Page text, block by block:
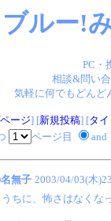
ルー!
PC・
相談&問い
気軽に何でもどん
ージ] [新規投稿] [タ
ページ目 and
無子 2003/04/03(木
ちに、怖さはなくな